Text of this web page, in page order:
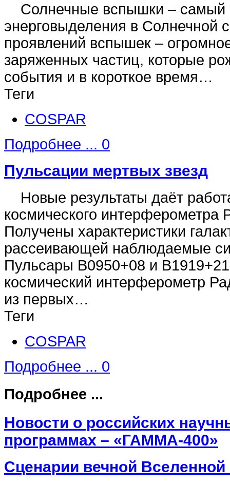
Солнечные вспышки – самый
энерговыделения в Солнечной
проявлений вспышек –
заряженных частиц, которые
события и в короткое время…
Теги
COSPAR
Подробнее ... 0
Пульсации мертвых звезд
Новые результаты даёт
космического интерферометра
Получены характеристики
рассеивающей наблюдаемые
Пульсары B0950+08 и
космический интерферометр
из первых…
Теги
COSPAR
Подробнее ... 0
Подробнее ...
Новости о российских
программах – «ГАММА-400»
Сценарии вечной